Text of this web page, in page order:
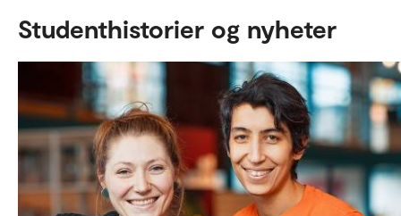
Studenthistorier og nyheter